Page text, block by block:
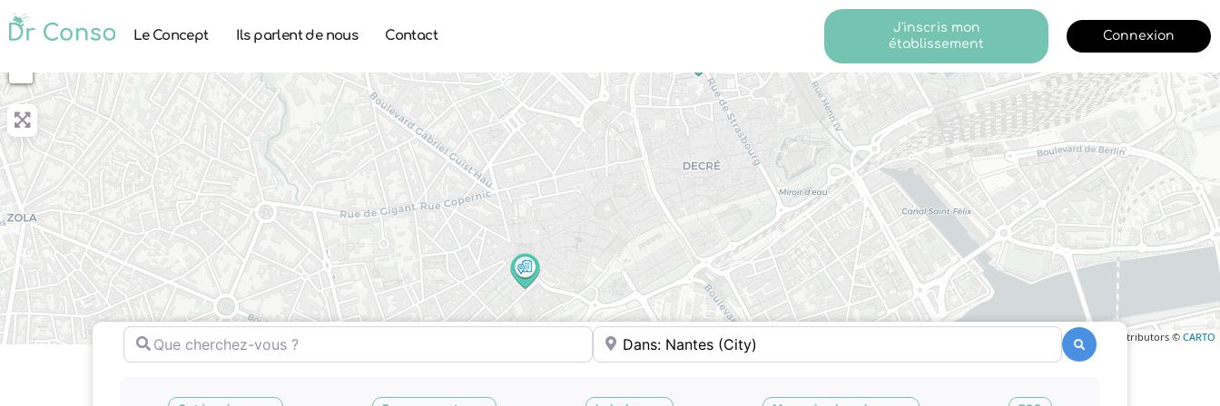
Le Concept Ils parlent de nous Contact
J'inscris mon
établissement
Connexion
OpenStreetMap contributors © CARTO
Que cherchez-vous ? Où ?